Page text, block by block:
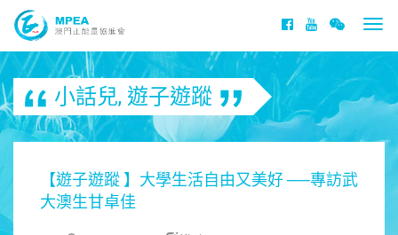
小話兒, 遊子遊蹤
【遊子遊蹤 】大學生活自由又美好 ──專訪武
大澳生甘卓佳